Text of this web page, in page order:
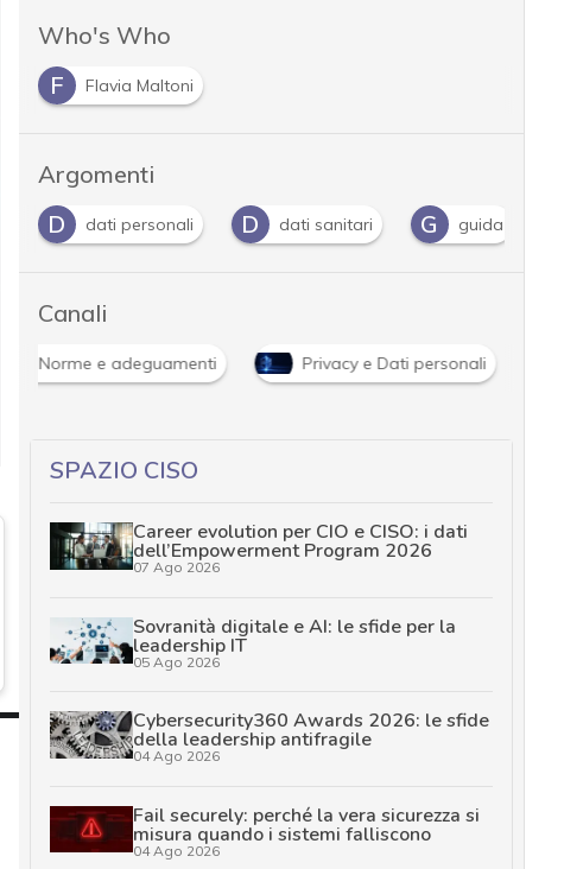
Who's Who
F
Flavia Maltoni
Argomenti
D dati personali D dati sanitari G guida
Canali
Norme e adeguamenti Privacy e Dati personali
SPAZIO CISO
Career evolution per CIO e CISO: i dati
dell’Empowerment Program 2026
07 Ago 2026
Sovranità digitale e AI: le sfide per la
leadership IT
05 Ago 2026
Cybersecurity360 Awards 2026: le sfide
della leadership antifragile
04 Ago 2026
Fail securely: perché la vera sicurezza si
misura quando i sistemi falliscono
04 Ago 2026